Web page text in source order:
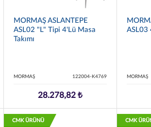
MORMAŞ ASLANTEPE
ASL02 "L" Tipi 4'lü Masa
Takımı
MORMAŞ 122004-K4769
28.278,82 ₺
ASL03
MORMAŞ
CMK ÜRÜNÜ CMK